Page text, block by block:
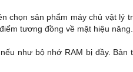
chọn sản phẩm máy chủ vật lý
tương đồng về mặt hiệu năng.
như bộ nhớ RAM bị đầy.